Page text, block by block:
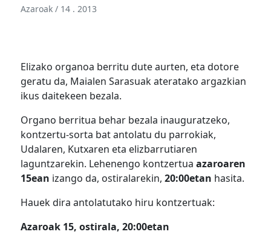
Azaroak / 14 . 2013
Elizako organoa berritu dute aurten, eta dotore
geratu da, Maialen Sarasuak ateratako argazkian
ikus daitekeen bezala.
Organo berritua behar bezala inauguratzeko,
kontzertu-sorta bat antolatu du parrokiak,
Udalaren, Kutxaren eta elizbarrutiaren
laguntzarekin. Lehenengo kontzertuaazaroaren
15ean izango da, ostiralarekin,20:00etan hasita.
Hauek dira antolatutako hiru kontzertuak:
Azaroak 15, ostirala, 20:00etan